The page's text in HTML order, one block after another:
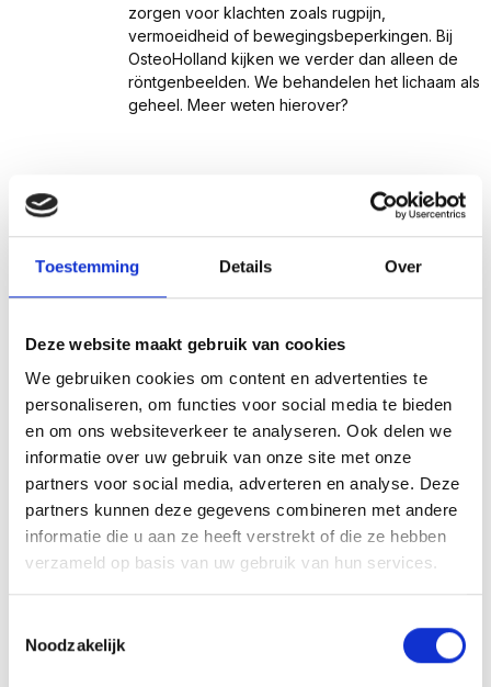
Toestemming Details Over
Deze website maakt gebruik van cookies
We gebruiken cookies om content en advertenties te
personaliseren, om functies voor social media te bieden
en om ons websiteverkeer te analyseren. Ook delen we
informatie over uw gebruik van onze site met onze
partners voor social media, adverteren en analyse. Deze
partners kunnen deze gegevens combineren met andere
informatie die u aan ze heeft verstrekt of die ze hebben
verzameld op basis van uw gebruik van hun services.
Noodzakelijk
zorgen voor klachten zoals rugpijn,
vermoeidheid of bewegingsbeperkingen. Bij
OsteoHolland kijken we verder dan alleen de
röntgenbeelden. We behandelen het lichaam als
geheel. Meer weten hierover?